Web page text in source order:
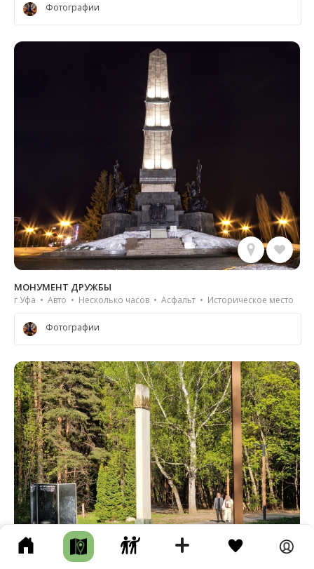
Фотографии
МОНУМЕНТ ДРУЖБЫ
г Уфа • Авто • Несколько часов • Асфальт • Историческое место
Фотографии